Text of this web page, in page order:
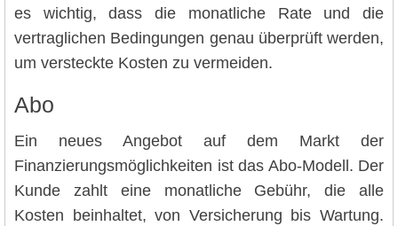
es wichtig, dass die monatliche Rate und die
vertraglichen Bedingungen genau überprüft werden,
um versteckte Kosten zu vermeiden.
Abo
Ein neues Angebot auf dem Markt der
Finanzierungsmöglichkeiten ist das Abo-Modell. Der
Kunde zahlt eine monatliche Gebühr, die alle
Kosten beinhaltet, von Versicherung bis Wartung.